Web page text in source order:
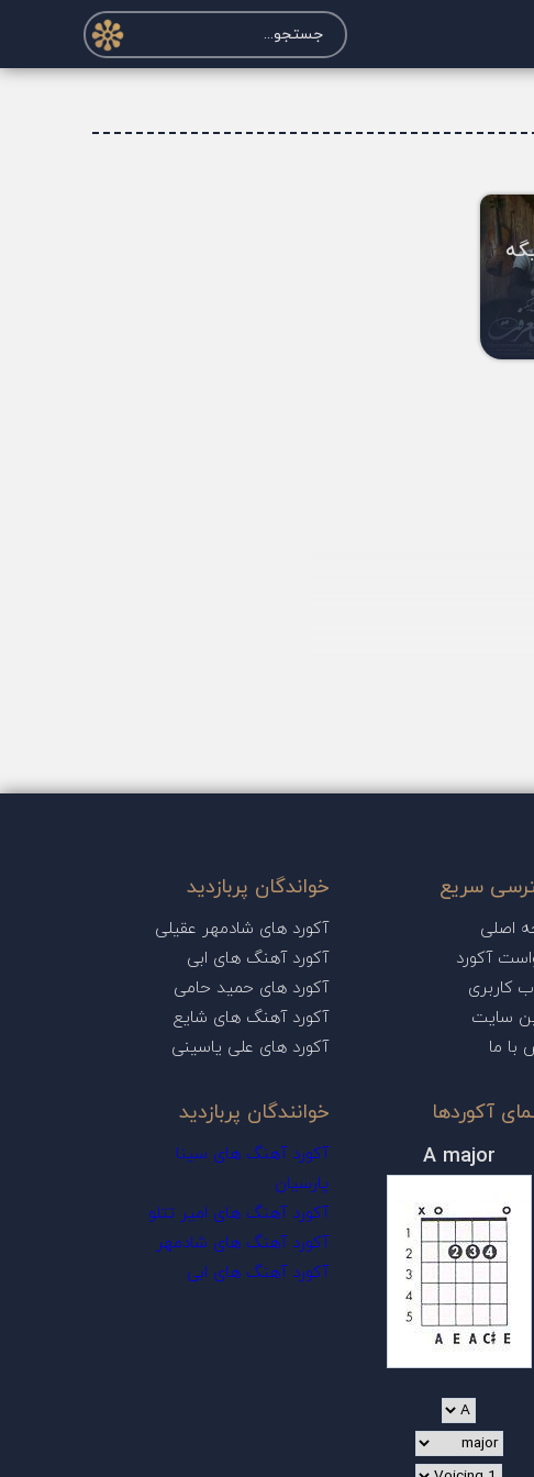
سریع
اصلی
آکورد
کاربری
سایت
با ما
آکوردها
A major
خواندگان پربازدید
آکورد های شادمهر عقیلی
آکورد آهنگ های ابی
آکورد های حمید حامی
آکورد آهنگ های شایع
آکورد های علی یاسینی
خوانندگان پربازدید
آکورد آهنگ های سینا
پارسیان
آکورد آهنگ های امیر تتلو
آکورد آهنگ های شادمهر
آکورد آهنگ های ابی